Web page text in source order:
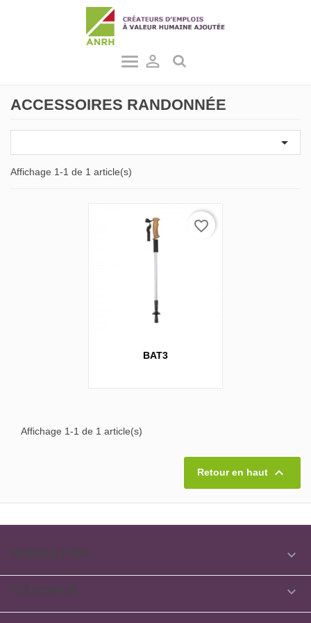

ACCESSOIRES RANDONNÉE

Affichage 1-1 de 1 article(s)
BAT3
favorite_border
Affichage 1-1 de 1 article(s)
Retour en haut 

